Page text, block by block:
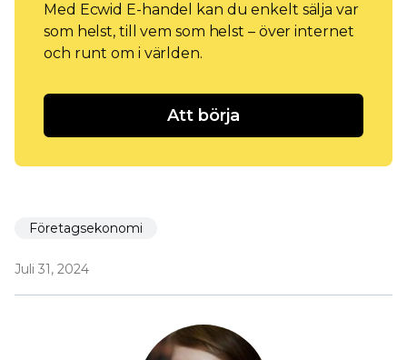
Med Ecwid E-handel kan du enkelt sälja var
som helst, till vem som helst – över internet
och runt om i världen.
Att börja
Företagsekonomi
Juli 31, 2024